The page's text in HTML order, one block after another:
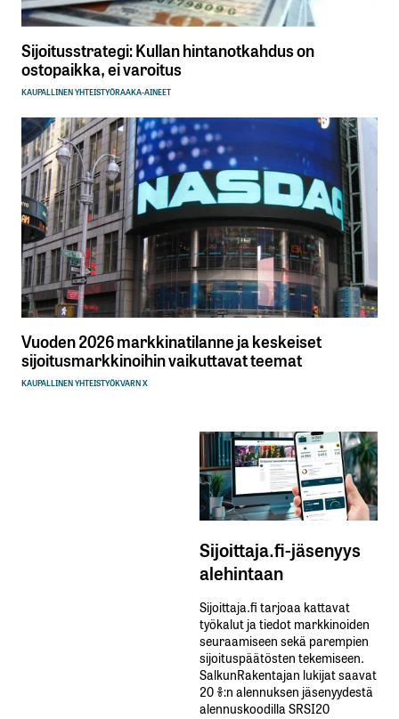
Sijoitusstrategi: Kullan hintanotkahdus on
ostopaikka, ei varoitus
KAUPALLINEN YHTEISTYÖRAAKA-AINEET
Vuoden 2026 markkinatilanne ja keskeiset
sijoitusmarkkinoihin vaikuttavat teemat
KAUPALLINEN YHTEISTYÖKVARN X
Sijoittaja.fi-jäsenyys
alehintaan
Sijoittaja.fi tarjoaa kattavat
työkalut ja tiedot markkinoiden
seuraamiseen sekä parempien
sijoituspäätösten tekemiseen.
SalkunRakentajan lukijat saavat
20 %:n alennuksen jäsenyydestä
alennuskoodilla SRSI20